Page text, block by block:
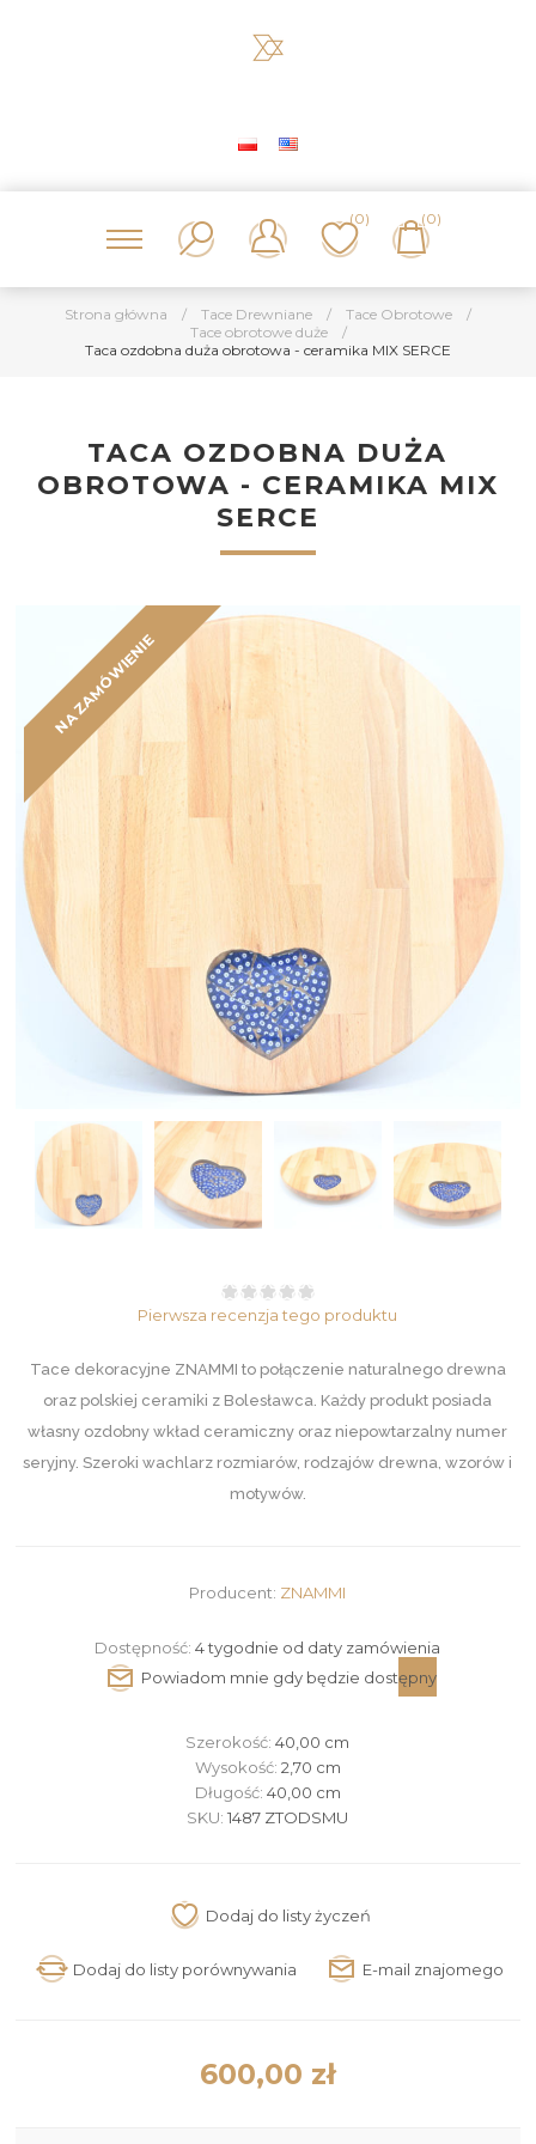
(0) (0)
Strona główna / Tace Drewniane / Tace Obrotowe
/
Tace obrotowe duże
/
Taca ozdobna duża obrotowa - ceramika MIX SERCE
TACA OZDOBNA DUŻA
OBROTOWA - CERAMIKA MIX
SERCE
NA ZAMÓWIENIE
Pierwsza recenzja tego produktu
Tace dekoracyjne ZNAMMI to połączenie naturalnego drewna
oraz polskiej ceramiki z Bolesławca. Każdy produkt posiada
własny ozdobny wkład ceramiczny oraz niepowtarzalny numer
seryjny. Szeroki wachlarz rozmiarów, rodzajów drewna, wzorów i
motywów.
Producent: ZNAMMI
Dostępność: 4 tygodnie od daty zamówienia
Szerokość:40,00 cm
Wysokość: 2,70 cm
Długość: 40,00 cm
SKU: 1487 ZTODSMU
600,00 zł